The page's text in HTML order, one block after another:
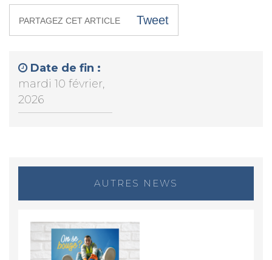
PARTAGEZ CET ARTICLE Tweet
Date de fin :
mardi 10 février,
2026
AUTRES NEWS